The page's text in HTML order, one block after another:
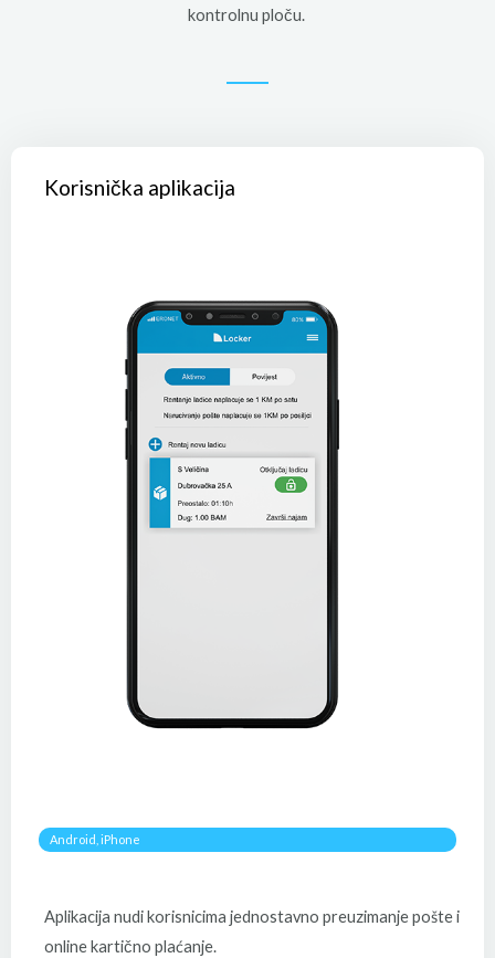
kontrolnu ploču.
Korisnička aplikacija
Android, iPhone​
Aplikacija nudi korisnicima jednostavno preuzimanje pošte i
online kartično plaćanje.